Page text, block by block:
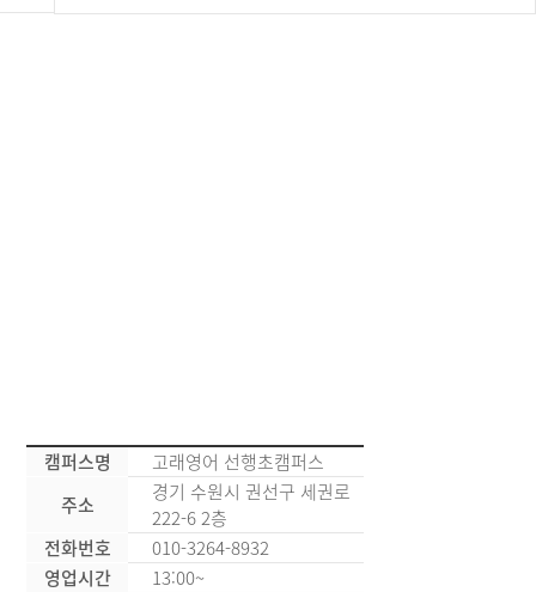
캠퍼스명
고래영어 선행초캠퍼스
주소
경기 수원시 권선구 세권로
222-6 2층
전화번호
010-3264-8932
영업시간
13:00~